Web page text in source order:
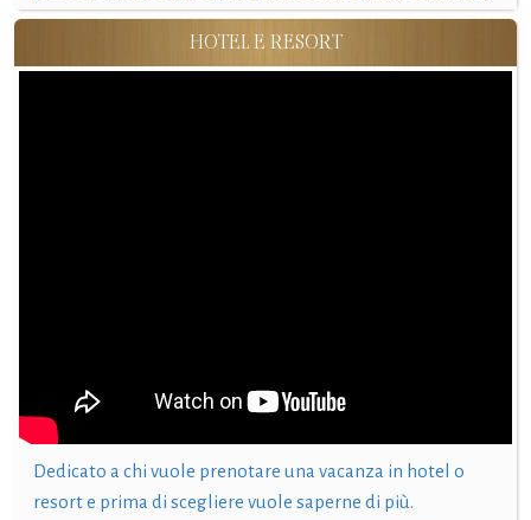
HOTEL E RESORT
Dedicato a chi vuole prenotare una vacanza in hotel o
resort e prima di scegliere vuole saperne di più.